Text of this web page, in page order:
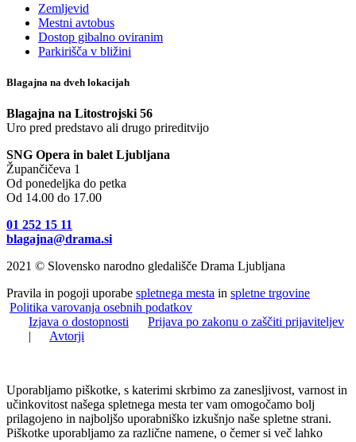
Zemljevid
Mestni avtobus
Dostop gibalno oviranim
Parkirišča v bližini
Blagajna na dveh lokacijah
Blagajna na Litostrojski 56
Uro pred predstavo ali drugo prireditvijo
SNG Opera in balet Ljubljana
Župančičeva 1
Od ponedeljka do petka
Od 14.00 do 17.00
01 252 15 11
blagajna@drama.si
2021 © Slovensko narodno gledališče Drama Ljubljana
Pravila in pogoji uporabe spletnega mesta in spletne trgovine
Politika varovanja osebnih podatkov
Izjava o dostopnosti
Prijava po zakonu o zaščiti prijaviteljev
|
Avtorji
Uporabljamo piškotke, s katerimi skrbimo za zanesljivost, varnost in
učinkovitost našega spletnega mesta ter vam omogočamo bolj
prilagojeno in najboljšo uporabniško izkušnjo naše spletne strani.
Piškotke uporabljamo za različne namene, o čemer si več lahko